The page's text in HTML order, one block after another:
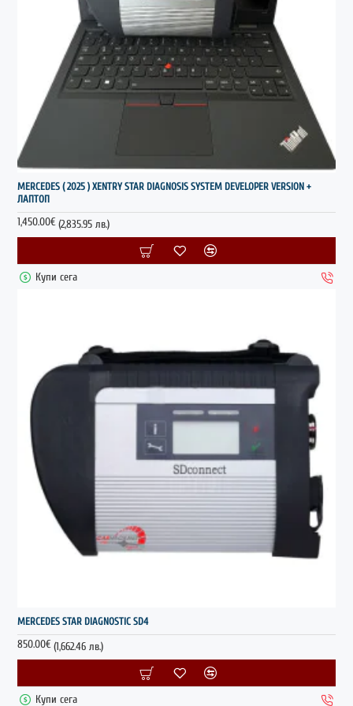
НОВО
MERCEDES ( 2025 ) XENTRY STAR DIAGNOSIS SYSTEM DEVELOPER VERSION +
ЛАПТОП
1,450.00€(2,835.95 лв.)
Купи сега
MERCEDES STAR DIAGNOSTIC SD4
850.00€(1,662.46 лв.)
Купи сега